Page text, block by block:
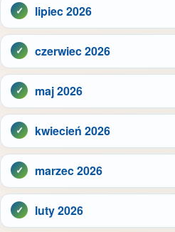
lipiec 2026
czerwiec 2026
maj 2026
kwiecień 2026
marzec 2026
luty 2026